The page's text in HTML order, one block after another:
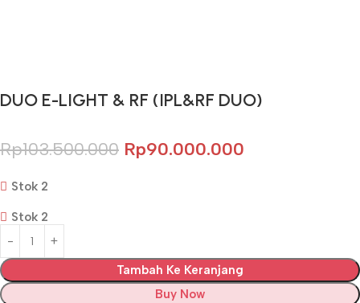
DUO E-LIGHT & RF (IPL&RF DUO)
Rp103.500.000 Rp90.000.000
Stok 2
Stok 2
Tambah Ke Keranjang
Buy Now